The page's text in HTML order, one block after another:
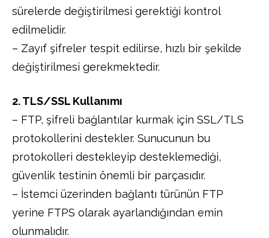
sürelerde değiştirilmesi gerektiği kontrol
edilmelidir.
– Zayıf şifreler tespit edilirse, hızlı bir şekilde
değiştirilmesi gerekmektedir.
2. TLS/SSL Kullanımı
– FTP, şifreli bağlantılar kurmak için SSL/TLS
protokollerini destekler. Sunucunun bu
protokolleri destekleyip desteklemediği,
güvenlik testinin önemli bir parçasıdır.
– İstemci üzerinden bağlantı türünün FTP
yerine FTPS olarak ayarlandığından emin
olunmalıdır.